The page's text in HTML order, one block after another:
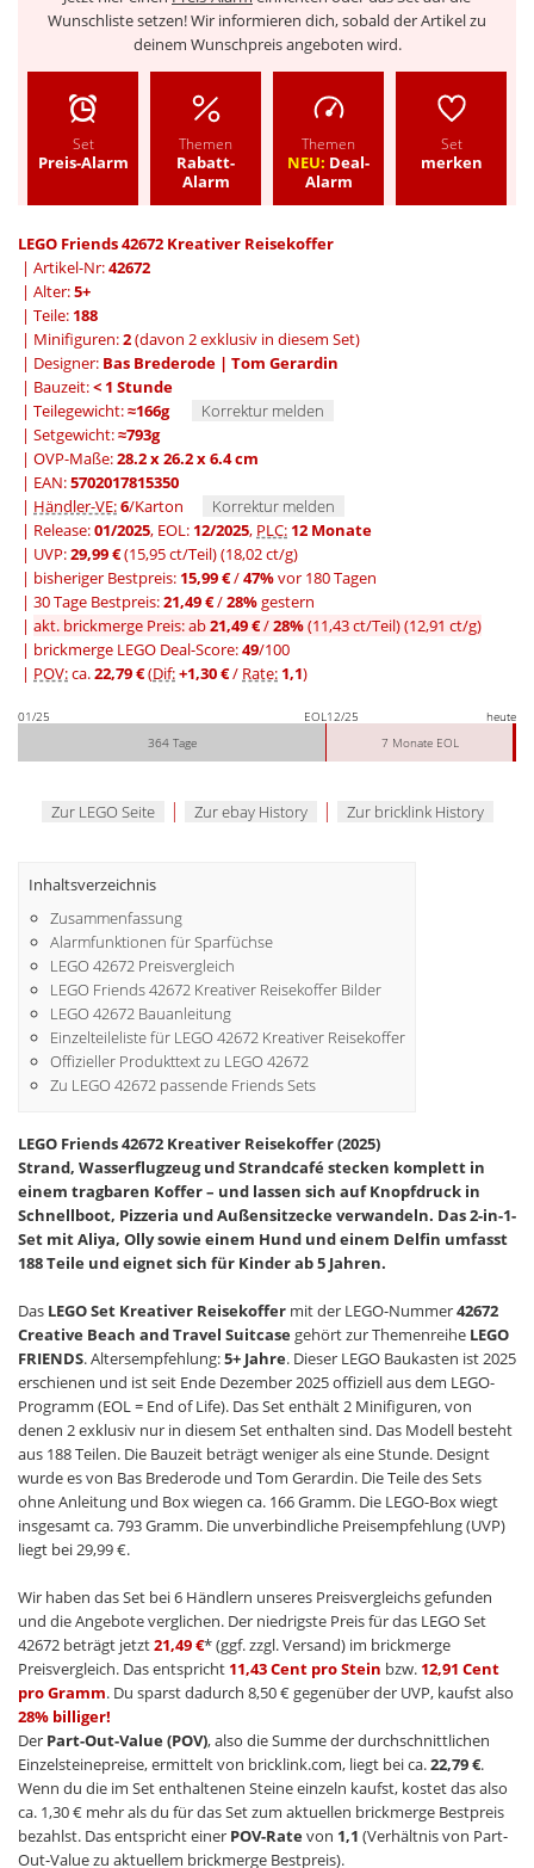
Wunschliste setzen! Wir informieren dich, sobald der Artikel zu
deinem Wunschpreis angeboten wird.
Set
Preis-Alarm
Themen
Rabatt-
Alarm
Themen
NEU: Deal-
Alarm
Set
merken
LEGO Friends 42672 Kreativer Reisekoffer
| Artikel-Nr:42672
| Alter:5+
| Teile: 188
| Minifiguren:2(davon 2 exklusiv in diesem Set)
| Designer: Bas Brederode | Tom Gerardin
| Bauzeit:< 1 Stunde
| Teilegewicht:≈166g
Korrektur melden
| Setgewicht:≈793g
| OVP-Maße:28.2 x 26.2 x 6.4 cm
| EAN:5702017815350
| Händler-VE:6/Karton
Korrektur melden
| Release:01/2025, EOL: 12/2025, PLC: 12 Monate
| UVP:29,99 €(15,95 ct/Teil)(18,02 ct/g)
| bisheriger Bestpreis: 15,99 €/47%vor 180 Tagen
| 30 Tage Bestpreis:21,49 €/28%gestern
| akt. brickmerge Preis: ab21,49 €/28%(11,43 ct/Teil)(12,91 ct/g)
| brickmerge LEGO Deal-Score:49/100
| POV:ca.22,79 €(Dif:+1,30 €/ Rate: 1,1)
01/25 EOL12/25
heute
364 Tage
7 Monate EOL
Zur LEGO Seite | Zur ebay History | Zur bricklink History
Inhaltsverzeichnis
Zusammenfassung
Alarmfunktionen für Sparfüchse
LEGO 42672 Preisvergleich
LEGO Friends 42672 Kreativer Reisekoffer Bilder
LEGO 42672 Bauanleitung
Einzelteileliste für LEGO 42672 Kreativer Reisekoffer
Offizieller Produkttext zu LEGO 42672
Zu LEGO 42672 passende Friends Sets
LEGO Friends 42672 Kreativer Reisekoffer (2025)
Strand, Wasserflugzeug und Strandcafé stecken komplett in
einem tragbaren Koffer – und lassen sich auf Knopfdruck in
Schnellboot, Pizzeria und Außensitzecke verwandeln. Das 2-in-1-
Set mit Aliya, Olly sowie einem Hund und einem Delfin umfasst
188 Teile und eignet sich für Kinder ab 5 Jahren.
Das LEGO Set Kreativer Reisekoffer mit der LEGO-Nummer42672
Creative Beach and Travel Suitcasegehört zur Themenreihe LEGO
FRIENDS. Altersempfehlung:5+ Jahre. Dieser LEGO Baukasten ist 2025
erschienen und ist seit Ende Dezember 2025 offiziell aus dem LEGO-
Programm (EOL = End of Life). Das Set enthält 2 Minifiguren, von
denen 2 exklusiv nur in diesem Set enthalten sind. Das Modell besteht
aus 188 Teilen. Die Bauzeit beträgt weniger als eine Stunde. Designt
wurde es von Bas Brederode und Tom Gerardin. Die Teile des Sets
ohne Anleitung und Box wiegen ca. 166 Gramm. Die LEGO-Box wiegt
insgesamt ca. 793 Gramm. Die unverbindliche Preisempfehlung (UVP)
liegt bei 29,99 €.
Wir haben das Set bei 6 Händlern unseres Preisvergleichs gefunden
und die Angebote verglichen. Der niedrigste Preis für das LEGO Set
42672 beträgt jetzt21,49 €* (ggf. zzgl. Versand) im brickmerge
Preisvergleich. Das entspricht 11,43 Cent pro Stein bzw. 12,91 Cent
pro Gramm. Du sparst dadurch 8,50 € gegenüber der UVP, kaufst also
28% billiger!
Der Part-Out-Value (POV), also die Summe der durchschnittlichen
Einzelsteinepreise, ermittelt von bricklink.com, liegt bei ca.22,79 €.
Wenn du die im Set enthaltenen Steine einzeln kaufst, kostet das also
ca. 1,30 € mehr als du für das Set zum aktuellen brickmerge Bestpreis
bezahlst. Das entspricht einer POV-Ratevon 1,1 (Verhältnis von Part-
Out-Value zu aktuellem brickmerge Bestpreis).